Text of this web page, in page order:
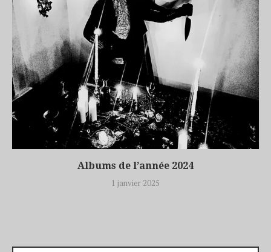
Albums de l’année 2024
1 janvier 2025